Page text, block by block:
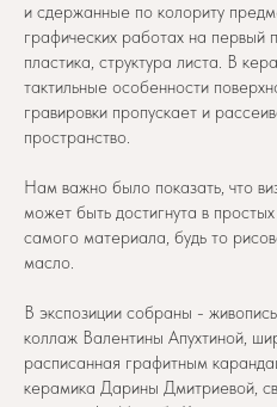
и сдержанные по колориту
графических работах на первый
пластика, структура листа. В
тактильные особенности
гравировки пропускает и
пространство.
Нам важно было показать, что
может быть достигнута в
самого материала, будь то
масло.
В экспозиции собраны -
коллаж Валентины Апухтиной,
расписанная графитным
керамика Дарины Дмитриевой,